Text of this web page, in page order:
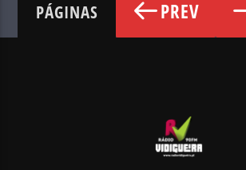
PÁGINAS PREV